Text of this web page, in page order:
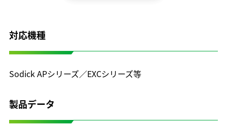
保有特許
対応機種
Sodick APシリーズ／EXCシリーズ等
製品データ